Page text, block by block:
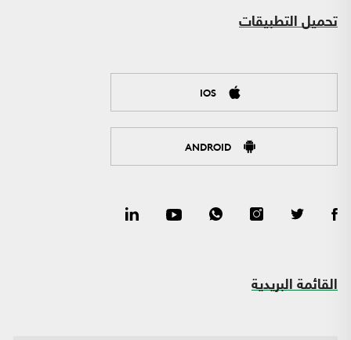
تحميل التطبيقات
IOS
ANDROID
القائمة البريدية